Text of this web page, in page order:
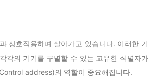
상호작용하며 살아가고 있습니다. 이러한 기
각의 기기를 구별할 수 있는 고유한 식별자가
address)의 역할이 중요해집니다.